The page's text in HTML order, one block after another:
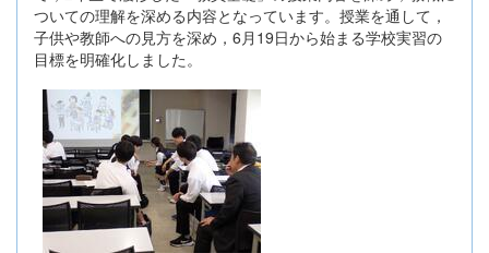
ついての理解を深める内容となっています。授業を通して，
子供や教師への見方を深め，6月19日から始まる学校実習の
目標を明確化しました。